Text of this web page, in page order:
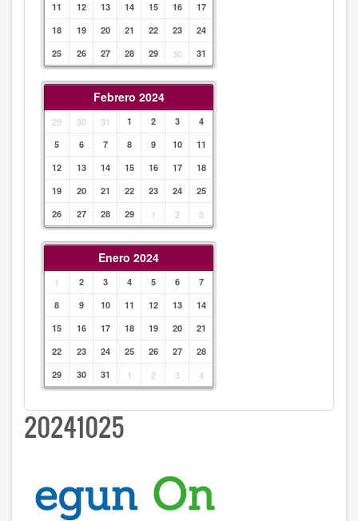
11
12 13 14 15 16
17
18
19 20 21 22 23
24
25
26 27 28 29 30 31
Febrero 2024
29 30 31 1 2 3
4
5
6 7 8 9 10
11
12
13 14 15 16 17
18
19
20 21 22 23 24
25
26
27 28 29 1 2 3
Enero 2024
1 2 3 4 5 6
7
8
9 10 11 12 13
14
15
16 17 18 19 20
21
22
23 24 25 26 27
28
29
30 31 1 2 3 4
20241025